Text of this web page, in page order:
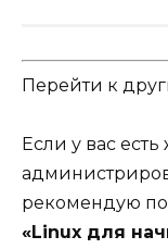
Перейти к
Если у вас
рекомендую
«Linux для